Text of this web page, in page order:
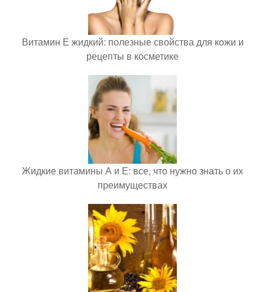
Витамин Е жидкий: полезные свойства для кожи и
рецепты в косметике
Жидкие витамины А и Е: все, что нужно знать о их
преимуществах